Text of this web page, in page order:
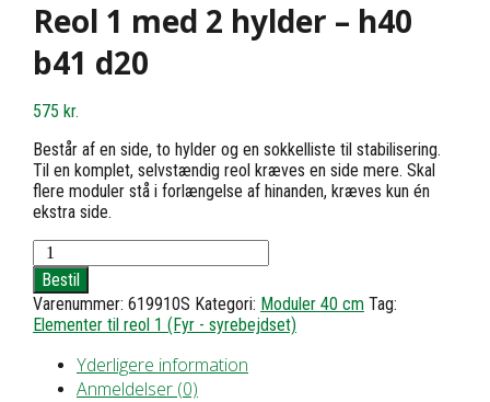
Reol 1 med 2 hylder – h40
b41 d20
575 kr.
Består af en side, to hylder og en sokkelliste til stabilisering.
Til en komplet, selvstændig reol kræves en side mere. Skal
flere moduler stå i forlængelse af hinanden, kræves kun én
ekstra side.
Reol
1
med
2
hylder
Bestil
Varenummer: 619910S Kategori: Moduler 40 cm Tag:
Elementer til reol 1 (Fyr - syrebejdset)
Yderligere information
Anmeldelser (0)